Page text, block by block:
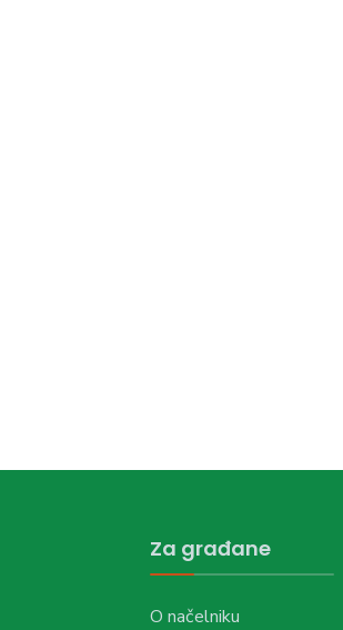
Za građane
O načelniku